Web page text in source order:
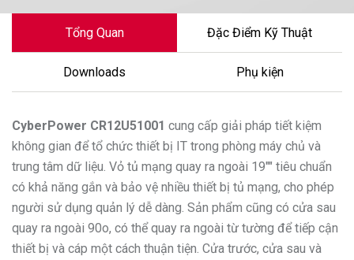
Tổng Quan Đặc Điểm Kỹ Thuật
Downloads Phụ kiện
CyberPower CR12U51001 cung cấp giải pháp tiết kiệm
không gian để tổ chức thiết bị IT trong phòng máy chủ và
trung tâm dữ liệu. Vỏ tủ mạng quay ra ngoài 19"" tiêu chuẩn
có khả năng gắn và bảo vệ nhiều thiết bị tủ mạng, cho phép
người sử dụng quản lý dễ dàng. Sản phẩm cũng có cửa sau
quay ra ngoài 90o, có thể quay ra ngoài từ tường để tiếp cận
thiết bị và cáp một cách thuận tiện. Cửa trước, cửa sau và